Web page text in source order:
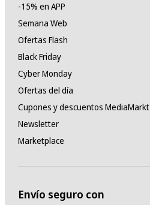
-15% en APP
Semana Web
Ofertas Flash
Black Friday
Cyber Monday
Ofertas del día
Cupones y descuentos MediaMarkt
Newsletter
Marketplace
Envío seguro con